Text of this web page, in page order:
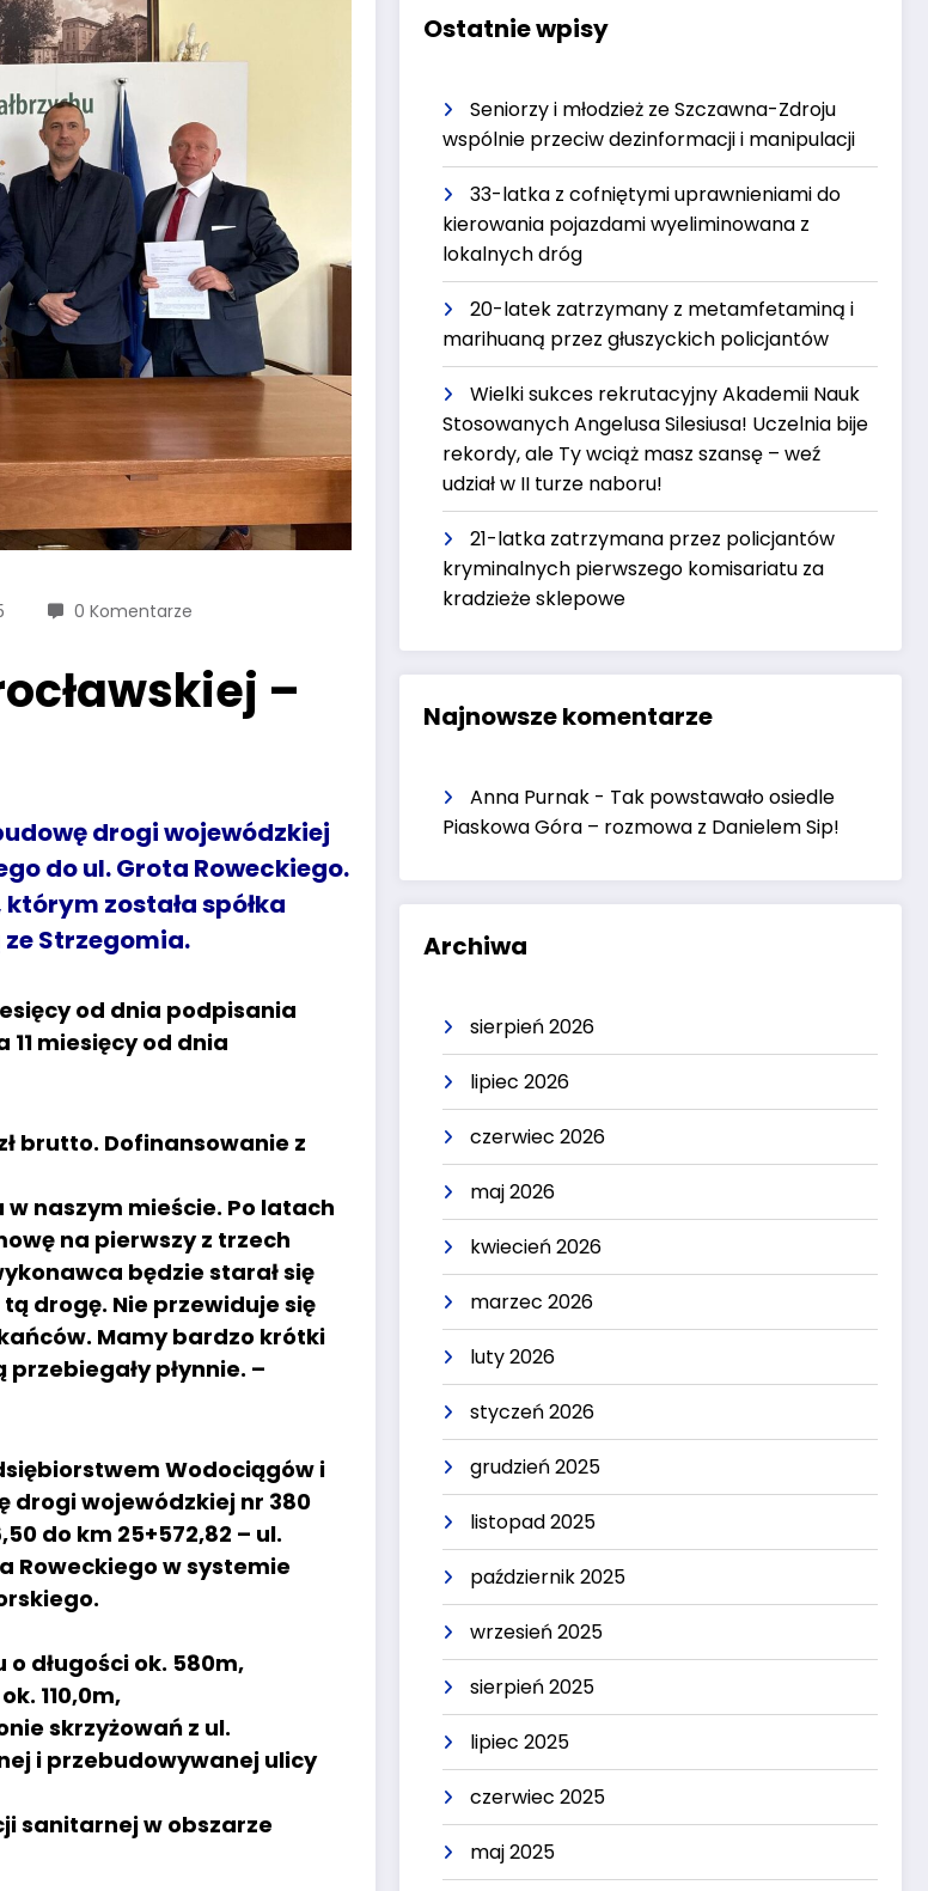
0 Komentarze
–
drogi wojewódzkiej
do ul. Grota Roweckiego.
została spółka
ze Strzegomia.
od dnia podpisania
miesięcy od dnia
brutto. Dofinansowanie z
naszym mieście. Po latach
na pierwszy z trzech
będzie starał się
drogę. Nie przewiduje się
Mamy bardzo krótki
płynnie. –
Wodociągów i
drogi wojewódzkiej nr 380
do km 25+572,82 – ul.
Roweckiego w systemie
długości ok. 580m,
110,0m,
skrzyżowań z ul.
i przebudowywanej ulicy
sanitarnej w obszarze
Ostatnie wpisy
Seniorzy i młodzież ze Szczawna-Zdroju
wspólnie przeciw dezinformacji i manipulacji
33-latka z cofniętymi uprawnieniami do
kierowania pojazdami wyeliminowana z
lokalnych dróg
20-latek zatrzymany z metamfetaminą i
marihuaną przez głuszyckich policjantów
Wielki sukces rekrutacyjny Akademii Nauk
Stosowanych Angelusa Silesiusa! Uczelnia bije
rekordy, ale Ty wciąż masz szansę – weź
udział w II turze naboru!
21-latka zatrzymana przez policjantów
kryminalnych pierwszego komisariatu za
kradzieże sklepowe
Najnowsze komentarze
Anna Purnak - Tak powstawało osiedle
Piaskowa Góra – rozmowa z Danielem Sip!
Archiwa
sierpień 2026
lipiec 2026
czerwiec 2026
maj 2026
kwiecień 2026
marzec 2026
luty 2026
styczeń 2026
grudzień 2025
listopad 2025
październik 2025
wrzesień 2025
sierpień 2025
lipiec 2025
czerwiec 2025
maj 2025